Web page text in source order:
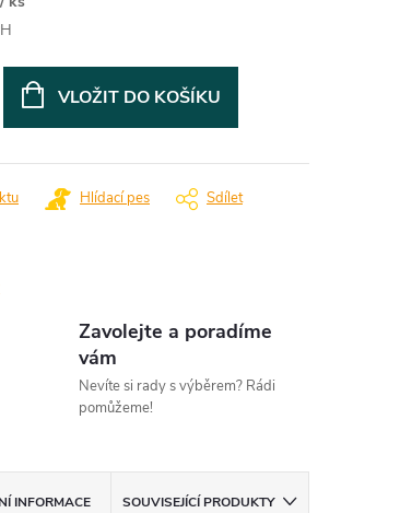
VLOŽIT DO KOŠÍKU
Hlídací pes Sdílet
Zavolejte a poradíme
vám
Nevíte si rady s výběrem? Rádi
pomůžeme!
INFORMACE SOUVISEJÍCÍ PRODUKTY